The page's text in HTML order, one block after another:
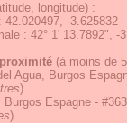
longitude) :
: 42.020497, -3.625832
: 42° 1' 13.7892", -
(à moins de
Agua, Burgos
)
Burgos Espagne -
)